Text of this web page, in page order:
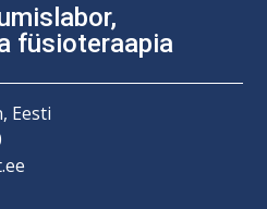
füsioteraapia
Eesti